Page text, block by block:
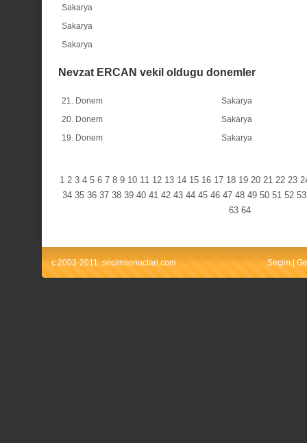
Sakarya
Sakarya
Sakarya
Nevzat ERCAN vekil oldugu donemler
21. Donem
Sakarya
20. Donem
Sakarya
19. Donem
Sakarya
1 2 3 4 5 6 7 8 9 10 11 12 13 14 15 16 17 18 19 20 21 22 23
34 35 36 37 38 39 40 41 42 43 44 45 46 47 48 49 50 51 52 53
63 64
c 2003-2011. secimsonuclari.com Seçim